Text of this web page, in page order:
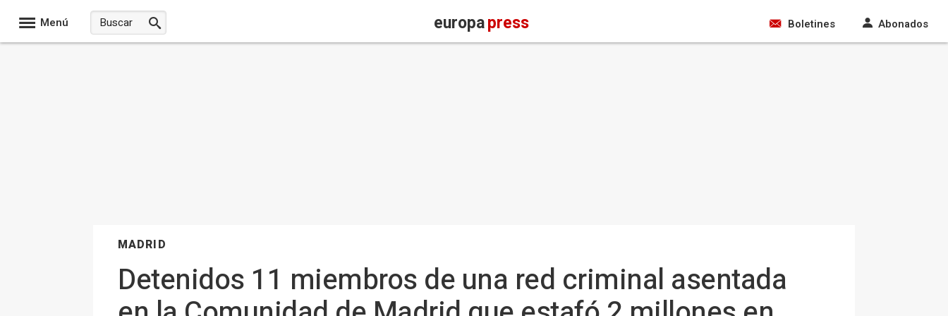
Menú europapress Boletines Abonados
MADRID
Detenidos 11 miembros de una red criminal asentada